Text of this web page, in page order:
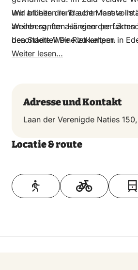
und blühen die Trauben fast
an den sanften Hängen der
den Stadtteil De Rietkampen in
dem Kino Pathé Ede.
Wir arbeiten rund acht Monate im
Weinberg, um aus einer perfekten
besondere Weine zu keltern.
Weiter lesen…
Adresse und Kontakt
Laan der Verenigde Naties
Locatie & route
Toon op kaart